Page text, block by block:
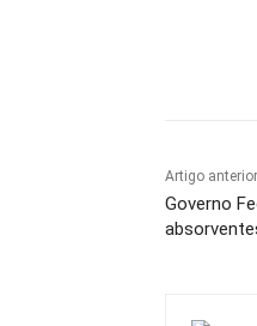
Artigo anterior
Governo